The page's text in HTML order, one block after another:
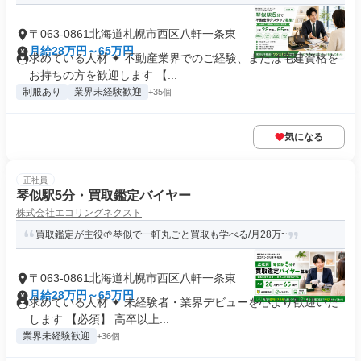
〒063-0861北海道札幌市西区八軒一条東
月給28万円～65万円
求めている人材 ✦ 不動産業界でのご経験、または宅建資格を
お持ちの方を歓迎します 【...
制服あり 業界未経験歓迎 +35個
気になる
正社員
琴似駅5分・買取鑑定バイヤー
株式会社エコリングネクスト
買取鑑定が主役🌱琴似で一軒丸ごと買取も学べる/月28万~
〒063-0861北海道札幌市西区八軒一条東
月給28万円～65万円
求めている人材 ✦ 未経験者・業界デビューを心より歓迎いた
します 【必須】 高卒以上...
業界未経験歓迎 +36個